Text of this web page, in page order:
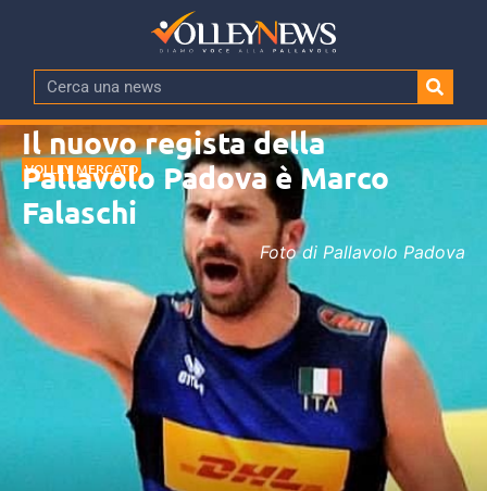
VOLLEY MERCATO
Il nuovo regista della
Pallavolo Padova è Marco
Falaschi
Foto di Pallavolo Padova